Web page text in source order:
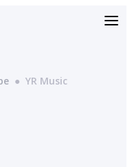
● YR Music